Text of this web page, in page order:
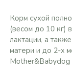
Корм сухой
(весом до 10 кг)
лактации, а
матери и до 2-х
Mother&Babydog